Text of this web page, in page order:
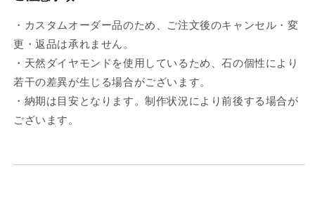
・カスタムオーダー品のため、ご注文後のキャンセル・変
更・返品は承れません。
・天然ダイヤモンドを使用しているため、石の個性により
若干の差異が生じる場合がございます。
・納期は目安となります。制作状況により前後する場合が
ございます。